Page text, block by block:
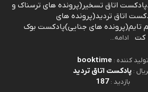
اتاق تسخیر(پرونده های ترسناک و
اتاق تردید(پرونده های
تایم(پرونده های جنایی)پادکست بوک
ادامه...
تولید کننده : booktime
: پادکست اتاق تردید
بازدید : 187